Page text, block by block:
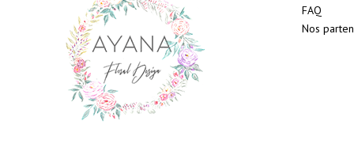
FAQ
Nos